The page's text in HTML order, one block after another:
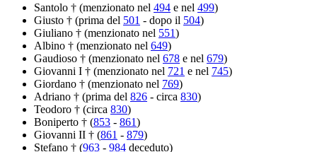
Santolo † (menzionato nel 494 e nel 499)
Giusto † (prima del 501 - dopo il 504)
Giuliano † (menzionato nel 551)
Albino † (menzionato nel 649)
Gaudioso † (menzionato nel 678 e nel 679)
Giovanni I † (menzionato nel 721 e nel 745)
Giordano † (menzionato nel 769)
Adriano † (prima del 826 - circa 830)
Teodoro † (circa 830)
Boniperto † (853 - 861)
Giovanni II † (861 - 879)
Stefano † (963 - 984 deceduto)